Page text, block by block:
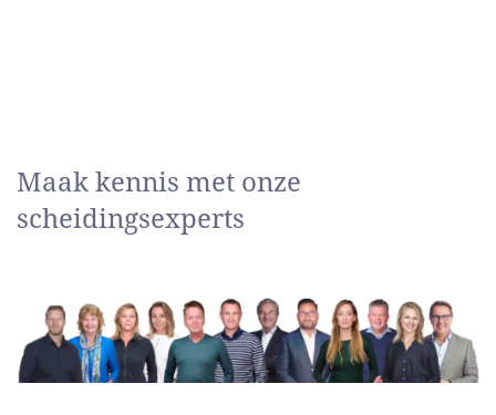
Maak kennis met onze
scheidingsexperts